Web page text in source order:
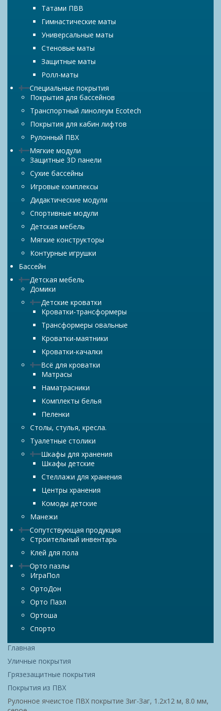
Татами ПВВ
Гимнастические маты
Универсальные маты
Стеновые маты
Защитные маты
Ролл-маты
Специальные покрытия
Покрытия для бассейнов
Транспортный линолеум Ecotech
Покрытия для кабин лифтов
Рулонный ПВХ
Мягкие модули
Защитные 3D панели
Сухие бассейны
Игровые комплексы
Дидактические модули
Спортивные модули
Детская мебель
Мягкие конструкторы
Контурные игрушки
Бассейн
Детская мебель
Домики
Детские кроватки
Кроватки-трансформеры
Трансформеры овальные
Кроватки-маятники
Кроватки-качалки
Всё для кроватки
Матрасы
Наматрасники
Комплекты белья
Пеленки
Столы, стулья, кресла.
Туалетные столики
Шкафы для хранения
Шкафы детские
Стеллажи для хранения
Центры хранения
Комоды детские
Манежи
Сопутствующая продукция
Строительный инвентарь
Клей для пола
Орто пазлы
ИграПол
ОртоДон
Орто Пазл
Ортоша
Спорто
Главная
Уличные покрытия
Грязезащитные покрытия
Покрытия из ПВХ
Рулонное ячеистое ПВХ покрытие Зиг-Заг, 1.2x12 м, 8.0 мм,